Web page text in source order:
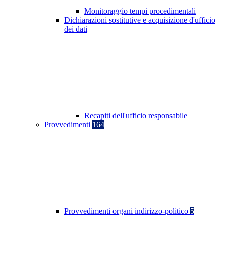
Monitoraggio tempi procedimentali
Dichiarazioni sostitutive e acquisizione d'ufficio
dei dati
Recapiti dell'ufficio responsabile
Provvedimenti 164
Provvedimenti organi indirizzo-politico 5